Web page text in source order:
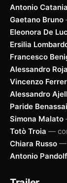
Antonio Catania
Gaetano Bruno
Eleonora De
Ersilia
Francesco
Alessandro Roja
Vincenzo
Alessandro
Paride Benassai
Simona Malato
Totò Troia —
Chiara Russo —
Antonio